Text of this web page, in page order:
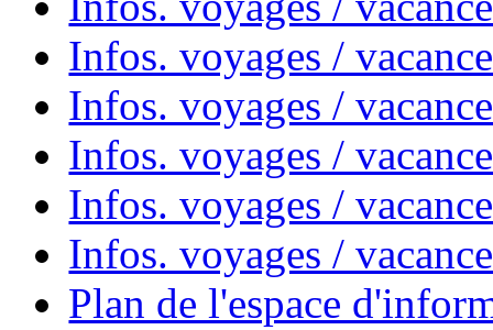
Infos. voyages /
Infos. voyages /
Infos. voyages /
Infos. voyages /
Infos. voyages /
Plan de l'espace